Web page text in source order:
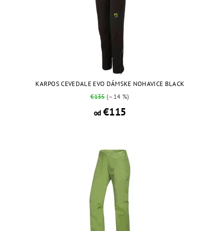
KARPOS CEVEDALE EVO DÁMSKE NOHAVICE BLACK
€135(–14 %)
od€115